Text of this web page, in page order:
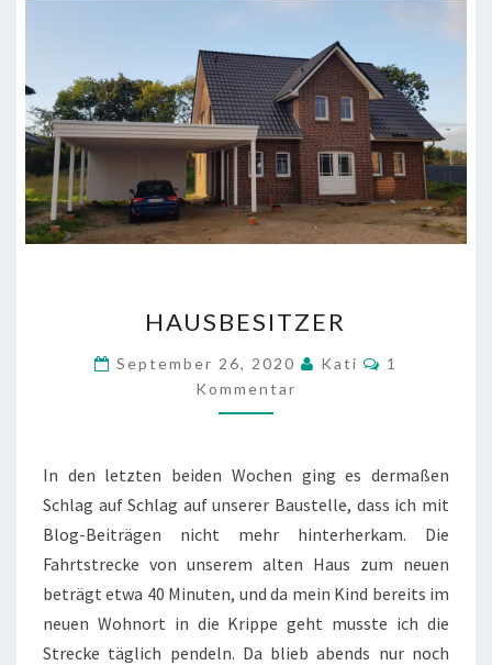
HAUSBESITZER
September 26, 2020 Kati Kommentare
1
Kommentar
In den letzten beiden Wochen ging es dermaßen
Schlag auf Schlag auf unserer Baustelle, dass ich mit
Blog-Beiträgen nicht mehr hinterherkam. Die
Fahrtstrecke von unserem alten Haus zum neuen
beträgt etwa 40 Minuten, und da mein Kind bereits im
neuen Wohnort in die Krippe geht musste ich die
Strecke täglich pendeln. Da blieb abends nur noch